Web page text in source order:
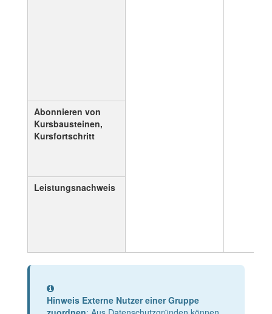
Abonnieren von
Kursbausteinen,
Kursfortschritt
Leistungsnachweis
Information
Hinweis Externe Nutzer einer Gruppe